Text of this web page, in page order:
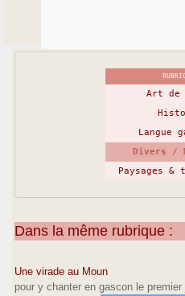
Art de
Langue
Divers /
Paysages
Dans la même rubrique :
Une virade au Moun
pour y chanter en gascon le